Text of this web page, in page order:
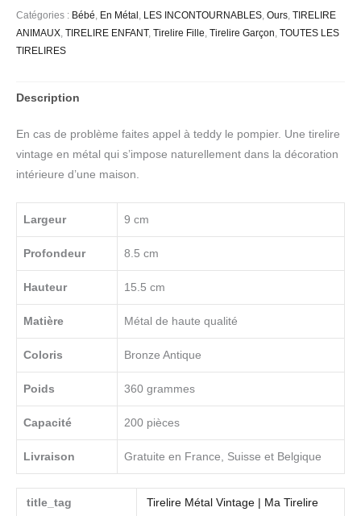
Catégories : Bébé En Métal LES INCONTOURNABLES Ours TIRELIRE
ANIMAUX TIRELIRE ENFANT, Tirelire Fille Tirelire Garçon TOUTES LES
TIRELIRES
Description
En cas de problème faites appel à teddy le pompier. Une tirelire
vintage en métal qui s’impose naturellement dans la décoration
intérieure d’une maison.
Largeur 9 cm
Profondeur 8.5 cm
Hauteur 15.5 cm
Matière Métal de haute qualité
Coloris Bronze Antique
Poids 360 grammes
Capacité 200 pièces
Livraison Gratuite en France, Suisse et Belgique
title_tag Tirelire Métal Vintage | Ma Tirelire